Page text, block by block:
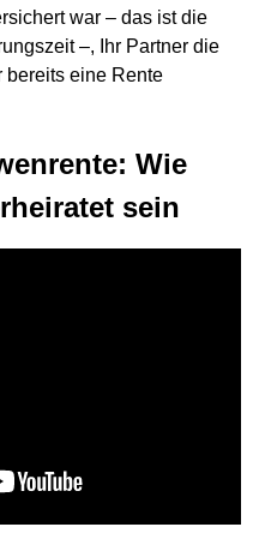
war – das ist die
–, Ihr Partner die
bereits eine Rente
Wie
sein